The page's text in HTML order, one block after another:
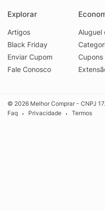
Explorar
Artigos
Black Friday
Enviar Cupom
Fale Conosco
Aluguel
Cupons
© 2026 Melhor Comprar - CNPJ
Faq
• Privacidade • Termos